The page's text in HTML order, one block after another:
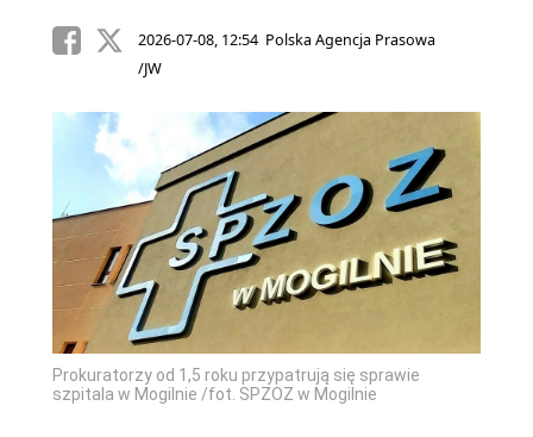
2026-07-08, 12:54 Polska Agencja Prasowa
/JW
Prokuratorzy od 1,5 roku przypatrują się sprawie
szpitala w Mogilnie /fot. SPZOZ w Mogilnie